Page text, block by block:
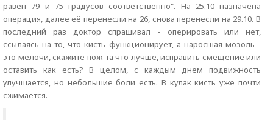
равен 79 и 75 градусов соответственно". На 25.10 назначена
операция, далее её перенесли на 26, снова перенесли на 29.10. В
последний раз доктор спрашивал - оперировать или нет,
ссылаясь на то, что кисть функционирует, а наросшая мозоль -
это мелочи, скажите пож-та что лучше, исправить смещение или
оставить как есть? В целом, с каждым днем подвижность
улучшается, но небольшие боли есть. В кулак кисть уже почти
сжимается.